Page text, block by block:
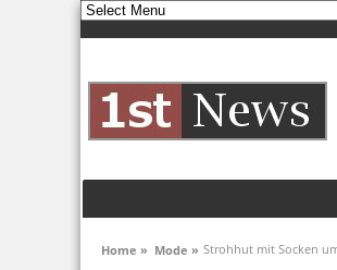
Home » Mode » Strohhut mit Socken